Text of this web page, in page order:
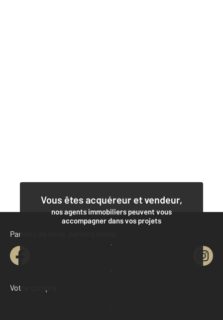
Vous êtes acquéreur et vendeur,
nos agents immobiliers peuvent vous
accompagner dans vos projets
Contacter l'agence
Demander une estimation
Parlons de vous, parlons biens
Votre compte :
Accéder à mon compte